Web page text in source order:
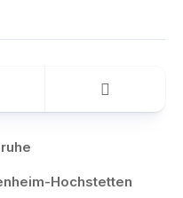
Hochstetten